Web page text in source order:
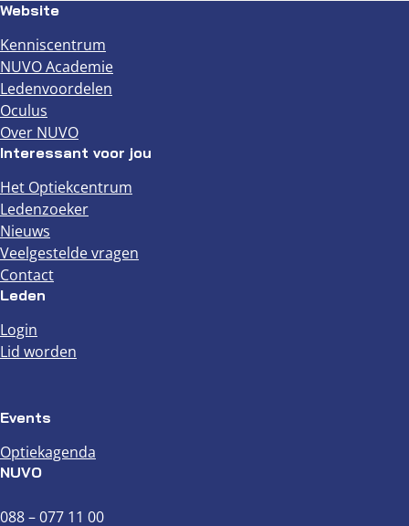
Website
Kenniscentrum
NUVO Academie
Ledenvoordelen
Oculus
Over NUVO
Interessant voor jou
Het Optiekcentrum
Ledenzoeker
Nieuws
Veelgestelde vragen
Contact
Leden
Login
Lid worden
Events
Optiekagenda
NUVO
088 – 077 11 00